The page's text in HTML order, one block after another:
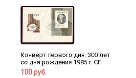
Конверт первого дня. 300 лет
со дня рождения 1985 г. СГ
100 руб.